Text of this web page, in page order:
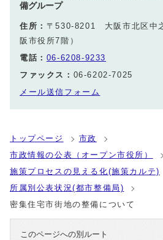
備グループ
住所： 〒530-8201 大阪市北区中
阪市役所7階）
電話： 06-6208-9233
ファックス： 06-6202-7025
メール送信フォーム
トップページ
市政
市政情報の公表（オープン市役所）
施策プロセスの見える化(施策カルテ)
所属別公表状況(都市整備局)
密集住宅市街地の整備について
このページへの別ルート